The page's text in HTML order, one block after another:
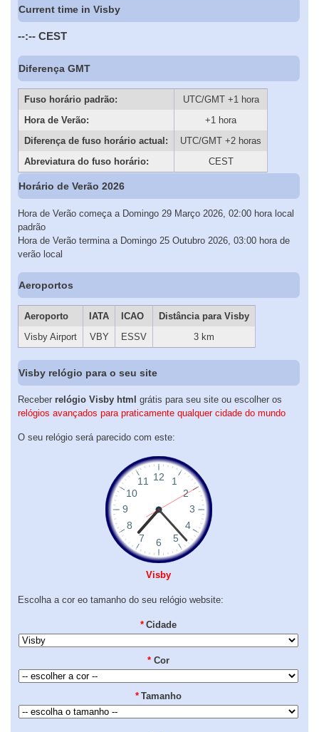
Current time in Visby
--:-- CEST
Diferença GMT
Fuso horário padrão:
UTC/GMT +1 hora
Hora de Verão:
+1 hora
Diferença de fuso horário actual:
UTC/GMT +2 horas
Abreviatura do fuso horário:
CEST
Horário de Verão 2026
Hora de Verão começa a Domingo 29 Março 2026, 02:00 hora local
padrão
Hora de Verão termina a Domingo 25 Outubro 2026, 03:00 hora de
verão local
Aeroportos
Aeroporto IATA ICAO
Distância para Visby
Visby Airport
VBY ESSV 3 km
Visby relógio para o seu site
Receber relógio Visby html grátis para seu site ou escolher os
relógios avançados para praticamente qualquer cidade do mundo
O seu relógio será parecido com este:
Visby
Escolha a cor eo tamanho do seu relógio website:
* Cidade
* Cor
* Tamanho